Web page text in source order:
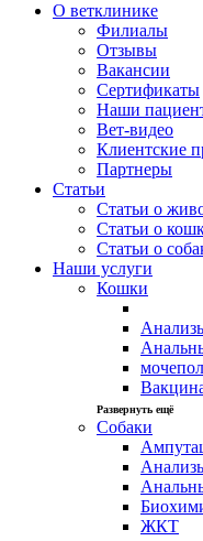
О ветклинике
Филиалы
Отзывы
Вакансии
Сертификаты
Наши
Вет-видео
Клиентские
Партнеры
Статьи
Статьи о
Статьи о
Статьи о
Наши услуги
Кошки
Развернуть ещё
Собаки
ЖКТ